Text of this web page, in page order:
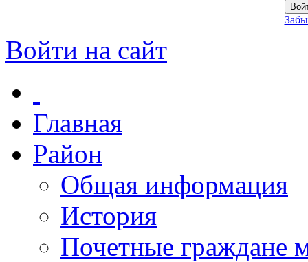
Войти на сайт
Главная
Район
Общая информация
История
Почетные граждане